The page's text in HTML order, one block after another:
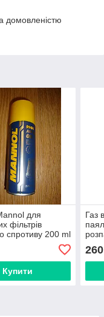
домовленістю
для
фільтрів
спротиву 200 ml
Купити
Газ
260